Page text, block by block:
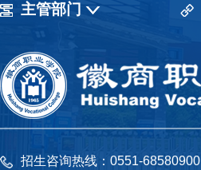
主管部门
招生咨询热线：0551-68580900